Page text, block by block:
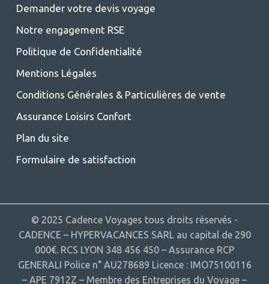
Demander votre devis voyage
Notre engagement RSE
Politique de Confidentialité
Mentions Légales
Conditions Générales & Particulières de vente
Assurance Loisirs Confort
Plan du site
Formulaire de satisfaction
© 2025 Cadence Voyages tous droits réservés -
CADENCE – HYPERVACANCES SARL au capital de 290
000€. RCS LYON 348 456 450 – Assurance RCP
GENERALI Police n° AU278689 Licence : IMO75100116
– APE 7912Z – Membre des Entreprises du Voyage –